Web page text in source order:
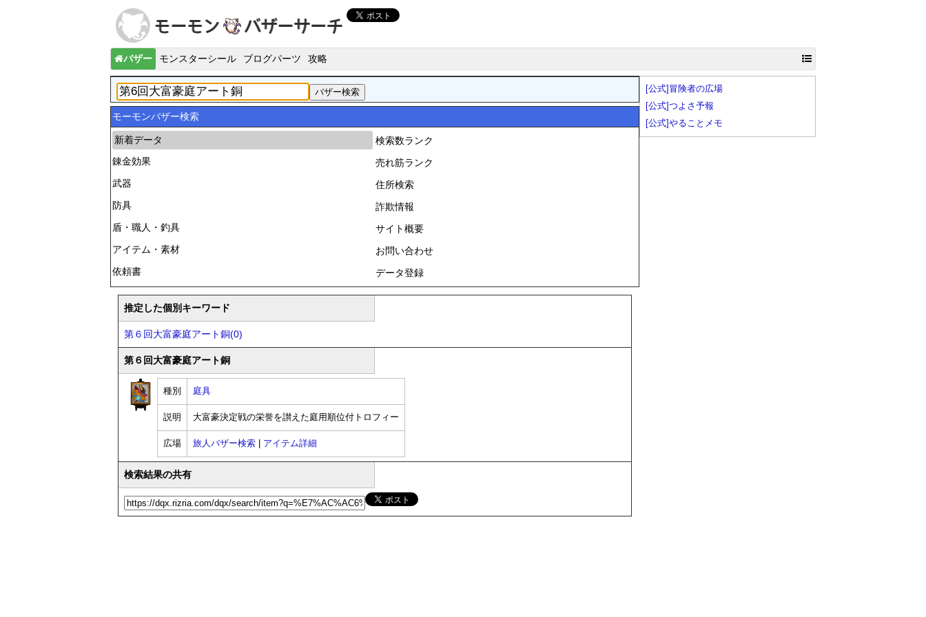
バザー モンスターシール ブログパーツ 攻略
モーモンバザー検索
新着データ
錬金効果
武器
防具
盾・職人・釣具
アイテム・素材
依頼書
検索数ランク
売れ筋ランク
住所検索
詐欺情報
サイト概要
お問い合わせ
データ登録
推定した個別キーワード
第６回大富豪庭アート銅(0)
第６回大富豪庭アート銅
種別 庭具
説明 大富豪決定戦の栄誉を讃えた庭用順位付トロフィー
広場 旅人バザー検索 アイテム詳細
検索結果の共有
[公式]冒険者の広場
[公式]つよさ予報
[公式]やることメモ